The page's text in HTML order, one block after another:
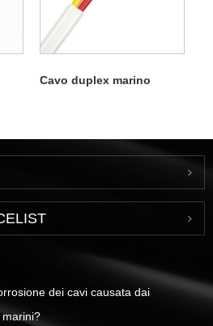
Cavo duplex marino
dei cavi causata dai
marini?